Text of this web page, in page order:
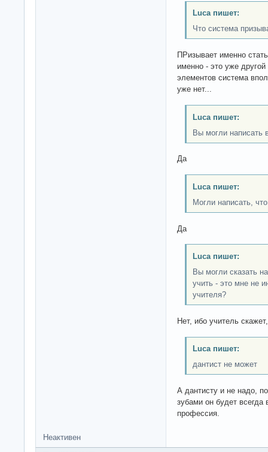
Luca пишет:
Что система
ПРизывает именно
именно - это уже
элементов система
уже нет...
Luca пишет:
Вы могли написать
Да
Luca пишет:
Могли написать,
Да
Luca пишет:
Вы могли сказать
учить - это мне не
учителя?
Нет, ибо учитель
Luca пишет:
дантист не может
А дантисту и не надо,
зубами он будет всегда
профессия.
Неактивен